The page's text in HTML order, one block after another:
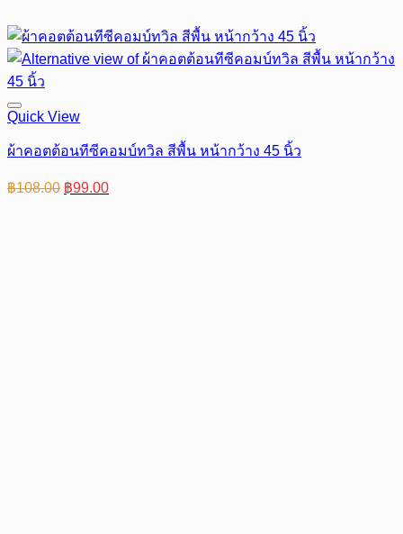
Quick View
ผ้าคอตต้อนทีซีคอมบ์ทวิล สีพื้น หน้ากว้าง 45 นิ้ว
฿108.00 Original
price
฿99.00Current
price